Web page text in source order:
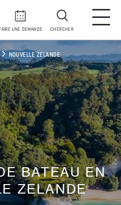
FAIRE UNE DEMANDE CHERCHER
NOUVELLE ZELANDE
BATEAU EN
ZELANDE